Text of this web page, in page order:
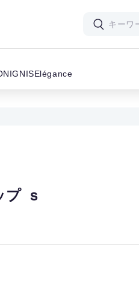
IGNISElégance
ｓ